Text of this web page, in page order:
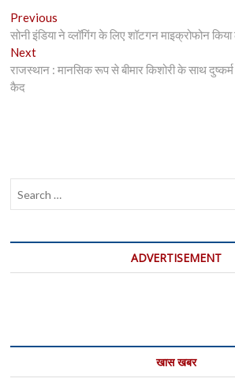
Post
navigation
Previous
post:
सोनी इंडिया ने व्लॉगिंग के लिए शॉटगन माइक्रोफोन किया
NextNext
post:
राजस्थान : मानसिक रूप से बीमार किशोरी के साथ
कैद
ADVERTISEMENT
खास खबर